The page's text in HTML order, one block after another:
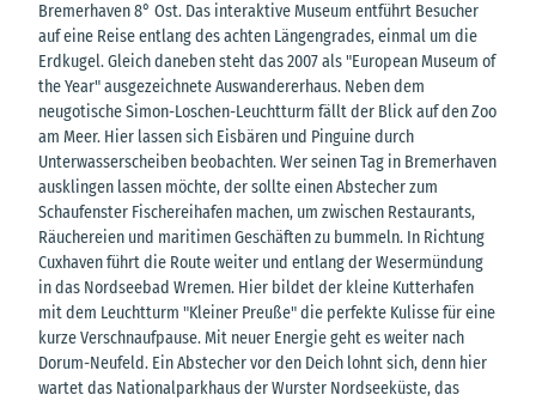
Bremerhaven 8° Ost. Das interaktive Museum entführt Besucher
auf eine Reise entlang des achten Längengrades, einmal um die
Erdkugel. Gleich daneben steht das 2007 als "European Museum of
the Year" ausgezeichnete Auswandererhaus. Neben dem
neugotische Simon-Loschen-Leuchtturm fällt der Blick auf den Zoo
am Meer. Hier lassen sich Eisbären und Pinguine durch
Unterwasserscheiben beobachten. Wer seinen Tag in Bremerhaven
ausklingen lassen möchte, der sollte einen Abstecher zum
Schaufenster Fischereihafen machen, um zwischen Restaurants,
Räuchereien und maritimen Geschäften zu bummeln. In Richtung
Cuxhaven führt die Route weiter und entlang der Wesermündung
in das Nordseebad Wremen. Hier bildet der kleine Kutterhafen
mit dem Leuchtturm "Kleiner Preuße" die perfekte Kulisse für eine
kurze Verschnaufpause. Mit neuer Energie geht es weiter nach
Dorum-Neufeld. Ein Abstecher vor den Deich lohnt sich, denn hier
wartet das Nationalparkhaus der Wurster Nordseeküste, das